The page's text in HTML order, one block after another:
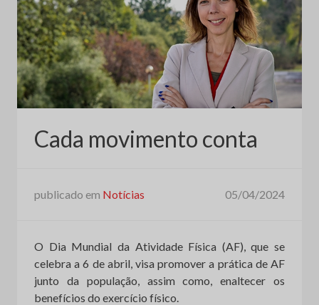
Cada movimento conta
publicado em Notícias 05/04/2024
O Dia Mundial da Atividade Física (AF), que se
celebra a 6 de abril, visa promover a prática de AF
junto da população, assim como, enaltecer os
benefícios do exercício físico.